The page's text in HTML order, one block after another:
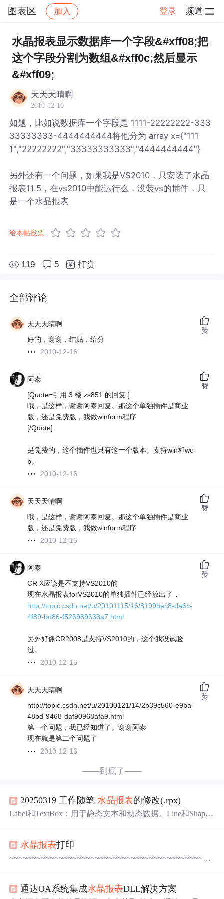
图表区 加入 登录 频道
社区 图表区 帖子详情
水晶报表显示数据库一个字段&#xff08;把
这个字段分割为数组&#xff0c;然后显示
&#xff09;
天天天晴啊
2010-12-16
如题，比如说数据库一个字段是 1111-22222222-333
33333333-4444444444将他分为 array x={"111
1","22222222","33333333333","4444444444"}
另外还有一个问题，如果我是VS2010，只安装了水晶
报表11.5，在vs2010中能运行么，没装vs的插件，只
是一个水晶报表
给本帖投票
119 5 打赏
全部评论
天天天晴啊
好的，谢谢，结贴，给分
2010-12-16
赞
阿泰
[Quote=引用 3 楼 zs851 的回复:]
哦，是这样，谢谢阿泰回复。那这个单独插件是商业
版，还是免费版，我做winform程序
[/Quote]
是免费的，这个插件也只有这一个版本。支持win和we
b。
2010-12-16
赞
天天天晴啊
哦，是这样，谢谢阿泰回复。那这个单独插件是商业
版，还是免费版，我做winform程序
2010-12-16
赞
阿泰
CR X应该是不支持VS2010的
现在水晶报表forVS2010的单独插件已经放出了，
http://topic.csdn.net/u/20101115/16/8199bec8-da6c-
4f89-bd86-f526989638a7.html
另外好像CR2008是支持VS2010的，这个我没试验
过。
2010-12-16
赞
天天天晴啊
http://topic.csdn.net/u/20100121/14/2b39c560-e9ba-
48bd-9468-daf90968afa9.html
第一个问题，我已经知道了。谢谢阿泰
现在就是第二个问题了
2010-12-16
赞
——到底了——
20250319 工作随笔水晶报表的修改(.rpx)
Label和TextBox：用于静态文本和动态数据。Line和Shap
灵活定制ReportInfo的
水晶报表打印
~~~~~~~~~~~~~~~~~~~~~~~~~~~~~~~~~~~~~~~~~~~~~
5月17日 ~~~~~~~~~~~~~~~~~~~~~~~~~~~~~~~~~~~~~~
通达OA系统集成水晶报表DLL解决方案